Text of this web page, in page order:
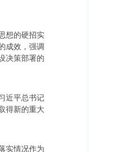
想的硬招实
成效，强调
决策部署的
近平总书记
得新的重大
实情况作为